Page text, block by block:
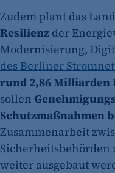
Zudem plant das Land
Resilienz der
Modernisierung,
des Berliner
rund 2,86 Milliarden
sollen
Schutzmaßnahmen
Zusammenarbeit
Sicherheitsbehörden
weiter ausgebaut